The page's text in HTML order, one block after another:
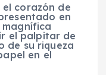
corazón de
en
el palpitar de
de su riqueza
en el